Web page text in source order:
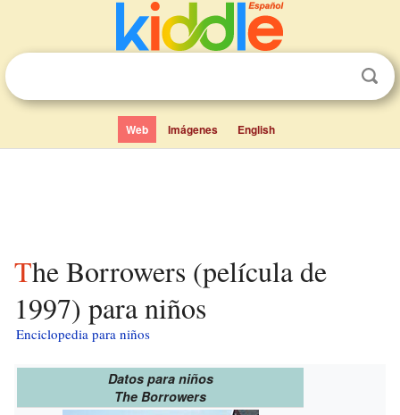
Web Imágenes English
The Borrowers (película de
1997) para niños
Enciclopedia para niños
Datos para niños
The Borrowers